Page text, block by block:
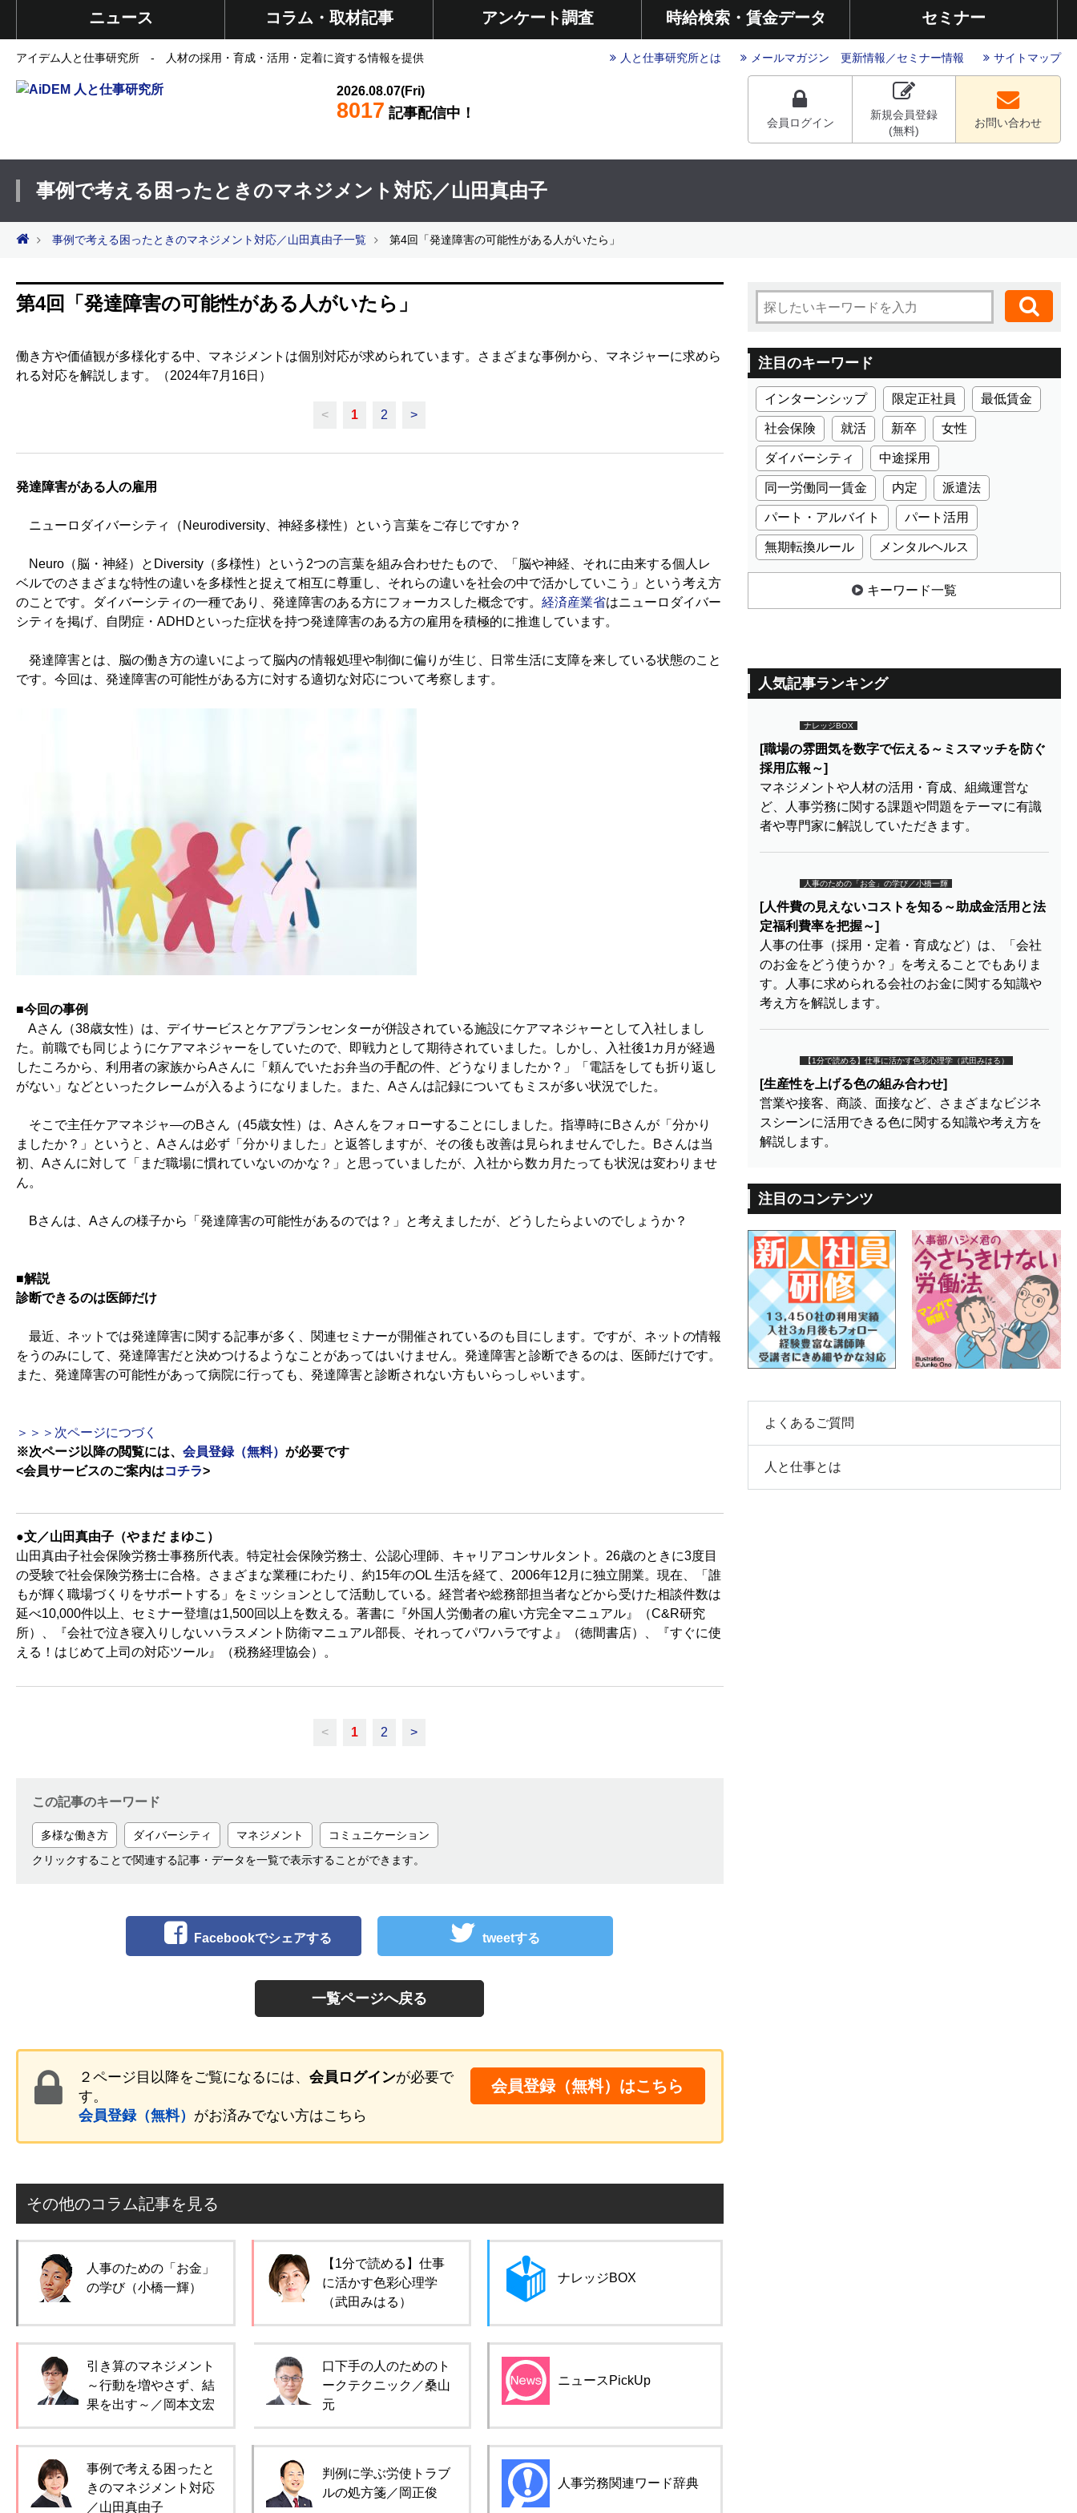
ニュース コラム・取材記事 アンケート調査 時給検索・賃金データ セミナー
アイデム人と仕事研究所 - 人材の採用・育成・活用・定着に資する情報を提供 人と仕事研究所とは メールマガジン 更新情報 ／セミナー情報 サイトマップ
2026.08.07(Fri)
8017 記事配信中！
会員ログイン
新規会員登録
(無料)
お問い合わせ
事例で考える困ったときのマネジメント対応／山田真由子
事例で考える困ったときのマネジメント対応／山田真由子一覧 第4回「発達障害の可能性がある人がいたら」
第4回「発達障害の可能性がある人がいたら」
働き方や価値観が多様化する中、マネジメントは個別対応が求められています。さまざまな事例から、マネジャーに求めら
れる対応を解説します。（2024年7月16日）
< 1 2 >
発達障害がある人の雇用
ニューロダイバーシティ（Neurodiversity、神経多様性）という言葉をご存じですか？
Neuro（脳・神経）とDiversity（多様性）という2つの言葉を組み合わせたもので、「脳や神経、それに由来する個人レ
ベルでのさまざまな特性の違いを多様性と捉えて相互に尊重し、それらの違いを社会の中で活かしていこう」という考え方
のことです。ダイバーシティの一種であり、発達障害のある方にフォーカスした概念です。 経済産業省はニューロダイバー
シティを掲げ、自閉症・ADHDといった症状を持つ発達障害のある方の雇用を積極的に推進しています。
発達障害とは、脳の働き方の違いによって脳内の情報処理や制御に偏りが生じ、日常生活に支障を来している状態のこと
です。今回は、発達障害の可能性がある方に対する適切な対応について考察します。
■今回の事例
Aさん（38歳女性）は、デイサービスとケアプランセンターが併設されている施設にケアマネジャーとして入社しまし
た。前職でも同じようにケアマネジャーをしていたので、即戦力として期待されていました。しかし、入社後1カ月が経過
したころから、利用者の家族からAさんに「頼んでいたお弁当の手配の件、どうなりましたか？」「電話をしても折り返し
がない」などといったクレームが入るようになりました。また、Aさんは記録についてもミスが多い状況でした。
そこで主任ケアマネジャ―のBさん（45歳女性）は、Aさんをフォローすることにしました。指導時にBさんが「分かり
ましたか？」というと、Aさんは必ず「分かりました」と返答しますが、その後も改善は見られませんでした。Bさんは当
初、Aさんに対して「まだ職場に慣れていないのかな？」と思っていましたが、入社から数カ月たっても状況は変わりませ
ん。
Bさんは、Aさんの様子から「発達障害の可能性があるのでは？」と考えましたが、どうしたらよいのでしょうか？
■解説
診断できるのは医師だけ
最近、ネットでは発達障害に関する記事が多く、関連セミナーが開催されているのも目にします。ですが、ネットの情報
をうのみにして、発達障害だと決めつけるようなことがあってはいけません。発達障害と診断できるのは、医師だけです。
また、発達障害の可能性があって病院に行っても、発達障害と診断されない方もいらっしゃいます。
＞＞＞次ページにつづく
※次ページ以降の閲覧には、 会員登録（無料） が必要です
<会員サービスのご案内はコチラ>
●文／山田真由子（やまだ まゆこ）
山田真由子社会保険労務士事務所代表。特定社会保険労務士、公認心理師、キャリアコンサルタント。26歳のときに3度目
の受験で社会保険労務士に合格。さまざまな業種にわたり、約15年のOL 生活を経て、2006年12月に独立開業。現在、「誰
もが輝く職場づくりをサポートする」をミッションとして活動している。経営者や総務部担当者などから受けた相談件数は
延べ10,000件以上、セミナー登壇は1,500回以上を数える。著書に『外国人労働者の雇い方完全マニュアル』（C&R研究
所）、『会社で泣き寝入りしないハラスメント防衛マニュアル部長、それってパワハラですよ』（徳間書店）、『すぐに使
える！はじめて上司の対応ツール』（税務経理協会）。
< 1 2 >
この記事のキーワード
多様な働き方 ダイバーシティ マネジメント
コミュニケーション
クリックすることで関連する記事・データを一覧で表示することができます。
Facebookでシェアする tweetする
一覧ページへ戻る
２ページ目以降をご覧になるには、 会員ログインが必要で
す。
会員登録（無料） がお済みでない方はこちら
会員登録（無料）はこちら
その他のコラム記事を見る
人事のための「お金」
の学び（小橋一輝）
【1分で読める】仕事
に活かす色彩心理学
（武田みはる）
ナレッジBOX
引き算のマネジメント
～行動を増やさず、結
果を出す～／岡本文宏
口下手の人のためのト
ークテクニック／桑山
元
ニュースPickUp
事例で考える困ったと
きのマネジメント対応
／山田真由子
判例に学ぶ労使トラブ
ルの処方箋／岡正俊
人事労務関連ワード辞典
注目のキーワード
インターンシップ 限定正社員 最低賃金
社会保険 就活 新卒 女性
ダイバーシティ 中途採用
同一労働同一賃金 内定 派遣法
パート・アルバイト パート活用
無期転換ルール メンタルヘルス
キーワード一覧
人気記事ランキング
ナレッジBOX
[職場の雰囲気を数字で伝える～ミスマッチを防ぐ
採用広報～]
マネジメントや人材の活用・育成、組織運営な
ど、人事労務に関する課題や問題をテーマに有識
者や専門家に解説していただきます。
人事のための「お金」の学び／小橋一輝
[人件費の見えないコストを知る～助成金活用と法
定福利費率を把握～]
人事の仕事（採用・定着・育成など）は、「会社
のお金をどう使うか？」を考えることでもありま
す。人事に求められる会社のお金に関する知識や
考え方を解説します。
【1分で読める】仕事に活かす色彩心理学（武田みはる）
[生産性を上げる色の組み合わせ]
営業や接客、商談、面接など、さまざまなビジネ
スシーンに活用できる色に関する知識や考え方を
解説します。
注目のコンテンツ
よくあるご質問
人と仕事とは